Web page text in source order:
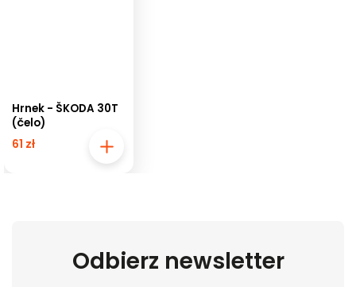
Hrnek - ŠKODA 30T
(čelo)
61 zł
Odbierz newsletter